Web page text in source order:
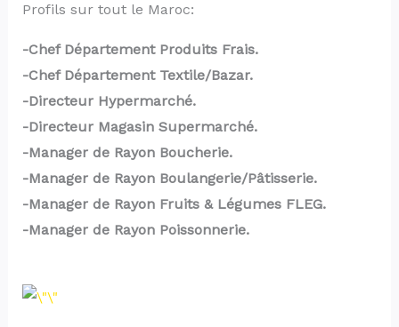
Profils sur tout le Maroc:
-Chef Département Produits Frais.
-Chef Département Textile/Bazar.
-Directeur Hypermarché.
-Directeur Magasin Supermarché.
-Manager de Rayon Boucherie.
-Manager de Rayon Boulangerie/Pâtisserie.
-Manager de Rayon Fruits & Légumes FLEG.
-Manager de Rayon Poissonnerie.